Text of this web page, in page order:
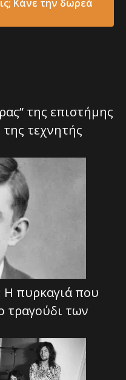
Κάνε την δωρεά
της επιστήμης
τεχνητής
Η πυρκαγιά που
τραγούδι των